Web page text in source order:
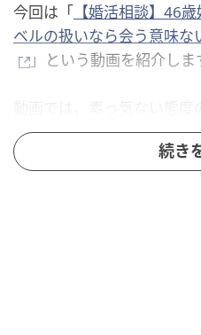
今回は「 【婚活相談】46
ベルの扱いなら会う意味
」という動画を紹介しま
と、主導権を握るための
く解説しています。
続き